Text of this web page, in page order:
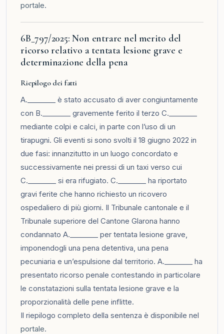
portale.
6B_797/2025: Non entrare nel merito del
ricorso relativo a tentata lesione grave e
determinazione della pena
Riepilogo dei fatti
A.________ è stato accusato di aver congiuntamente
con B.________ gravemente ferito il terzo C.________
mediante colpi e calci, in parte con l’uso di un
tirapugni. Gli eventi si sono svolti il 18 giugno 2022 in
due fasi: innanzitutto in un luogo concordato e
successivamente nei pressi di un taxi verso cui
C.________ si era rifugiato. C.________ ha riportato
gravi ferite che hanno richiesto un ricovero
ospedaliero di più giorni. Il Tribunale cantonale e il
Tribunale superiore del Cantone Glarona hanno
condannato A.________ per tentata lesione grave,
imponendogli una pena detentiva, una pena
pecuniaria e un’espulsione dal territorio. A.________ ha
presentato ricorso penale contestando in particolare
le constatazioni sulla tentata lesione grave e la
proporzionalità delle pene inflitte.
Il riepilogo completo della sentenza è disponibile nel
portale.